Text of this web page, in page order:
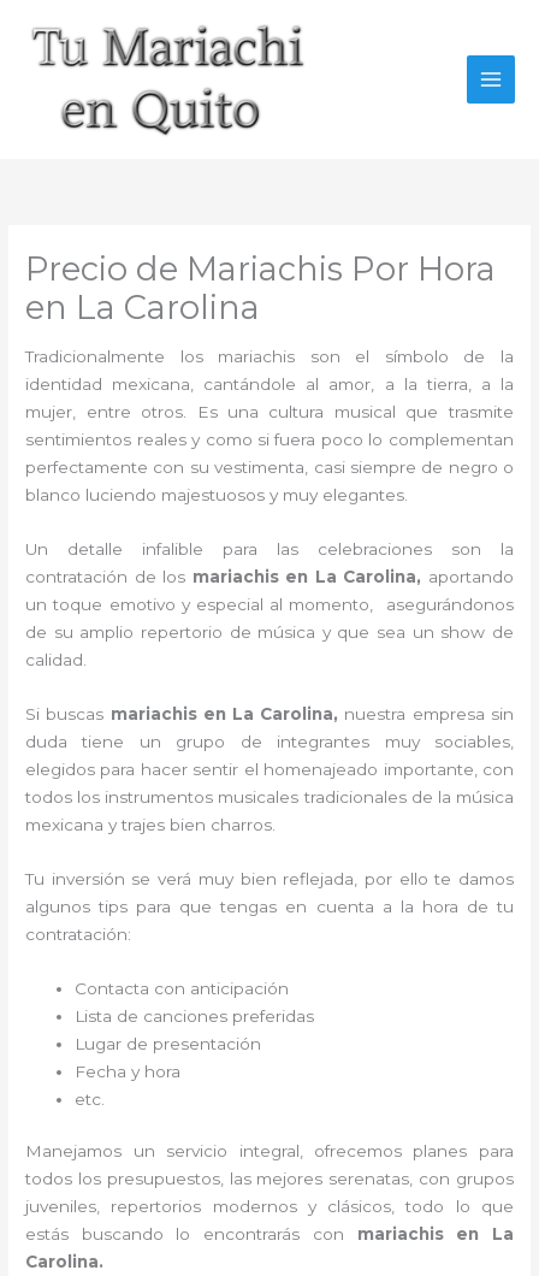
contenido
Precio de Mariachis Por Hora
en La Carolina
Tradicionalmente los mariachis son el símbolo de la
identidad mexicana, cantándole al amor, a la tierra, a la
mujer, entre otros. Es una cultura musical que trasmite
sentimientos reales y como si fuera poco lo complementan
perfectamente con su vestimenta, casi siempre de negro o
blanco luciendo majestuosos y muy elegantes.
Un detalle infalible para las celebraciones son la
contratación de los mariachis en La Carolina, aportando
un toque emotivo y especial al momento, asegurándonos
de su amplio repertorio de música y que sea un show de
calidad.
Si buscas mariachis en La Carolina, nuestra empresa sin
duda tiene un grupo de integrantes muy sociables,
elegidos para hacer sentir el homenajeado importante, con
todos los instrumentos musicales tradicionales de la música
mexicana y trajes bien charros.
Tu inversión se verá muy bien reflejada, por ello te damos
algunos tips para que tengas en cuenta a la hora de tu
contratación:
Contacta con anticipación
Lista de canciones preferidas
Lugar de presentación
Fecha y hora
etc.
Manejamos un servicio integral, ofrecemos planes para
todos los presupuestos, las mejores serenatas, con grupos
juveniles, repertorios modernos y clásicos, todo lo que
estás buscando lo encontrarás con mariachis en La
Carolina.